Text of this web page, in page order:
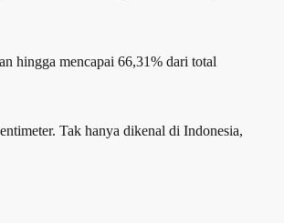
hingga mencapai 66,31% dari total
Tak hanya dikenal di Indonesia,